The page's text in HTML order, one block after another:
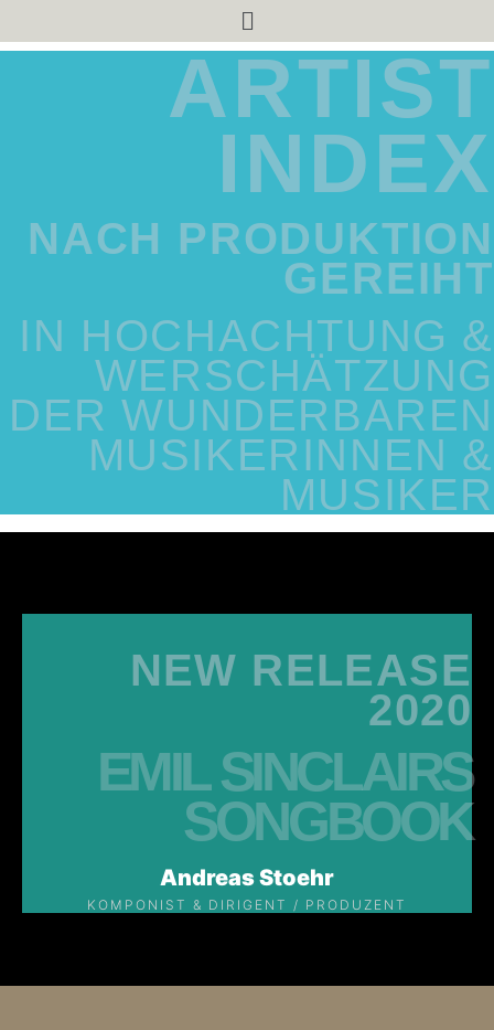
Menü
ARTIST
INDEX
NACH PRODUKTION
GEREIHT
IN HOCHACHTUNG &
WERSCHÄTZUNG
DER WUNDERBAREN
MUSIKERINNEN &
MUSIKER
NEW RELEASE
2020
EMIL SINCLAIRS
SONGBOOK
Andreas Stoehr
KOMPONIST & DIRIGENT / PRODUZENT